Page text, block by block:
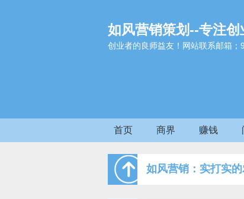
如风营销策划--专注
创业者的良师益友！网站联系邮箱
首页 商界 赚钱
如风营销：实打实